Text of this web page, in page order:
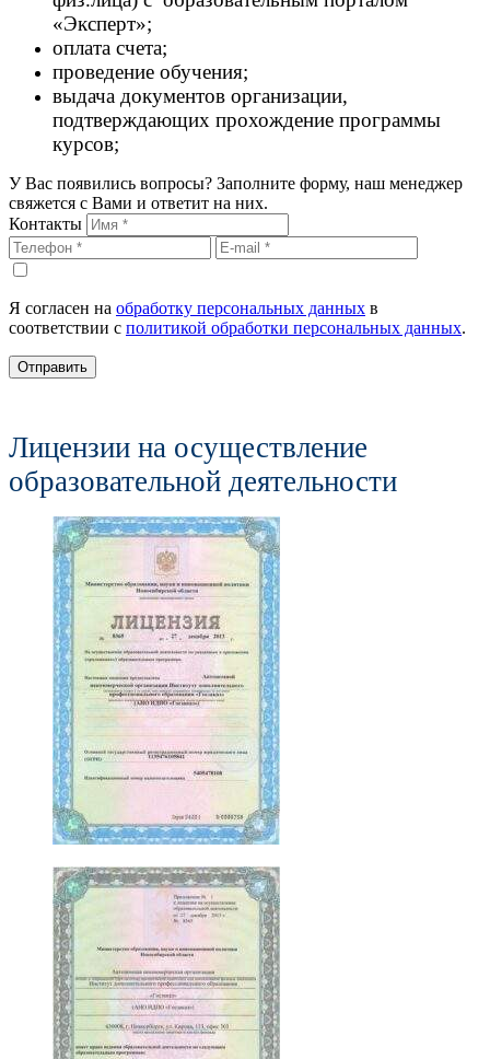
«Эксперт»;
оплата счета;
проведение обучения;
выдача документов организации,
подтверждающих прохождение программы
курсов;
У Вас появились вопросы? Заполните форму, наш менеджер
свяжется с Вами и ответит на них.
Контакты
Я согласен на обработку персональных данных в
соответствии с политикой обработки персональных данных.
Отправить
Лицензии на осуществление
образовательной деятельности